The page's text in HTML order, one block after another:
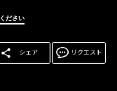
ださい